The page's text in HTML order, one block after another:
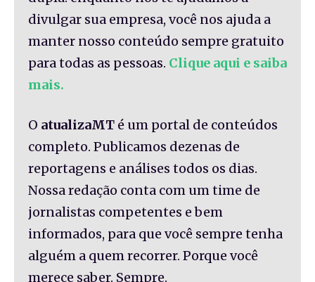
divulgar sua empresa, você nos ajuda a
manter nosso conteúdo sempre gratuito
para todas as pessoas. Clique aqui e saiba
mais.
O atualizaMT é um portal de conteúdos
completo. Publicamos dezenas de
reportagens e análises todos os dias.
Nossa redação conta com um time de
jornalistas competentes e bem
informados, para que você sempre tenha
alguém a quem recorrer. Porque você
merece saber. Sempre.